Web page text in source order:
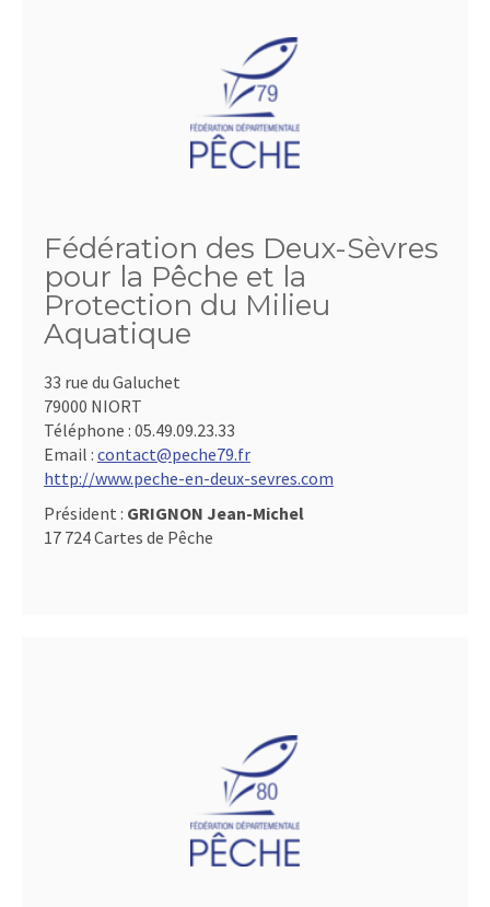
Fédération des Deux-Sèvres
pour la Pêche et la
Protection du Milieu
Aquatique
33 rue du Galuchet
79000 NIORT
Téléphone : 05.49.09.23.33
Email : contact@peche79.fr
http://www.peche-en-deux-sevres.com
Président : GRIGNON Jean-Michel
17 724 Cartes de Pêche